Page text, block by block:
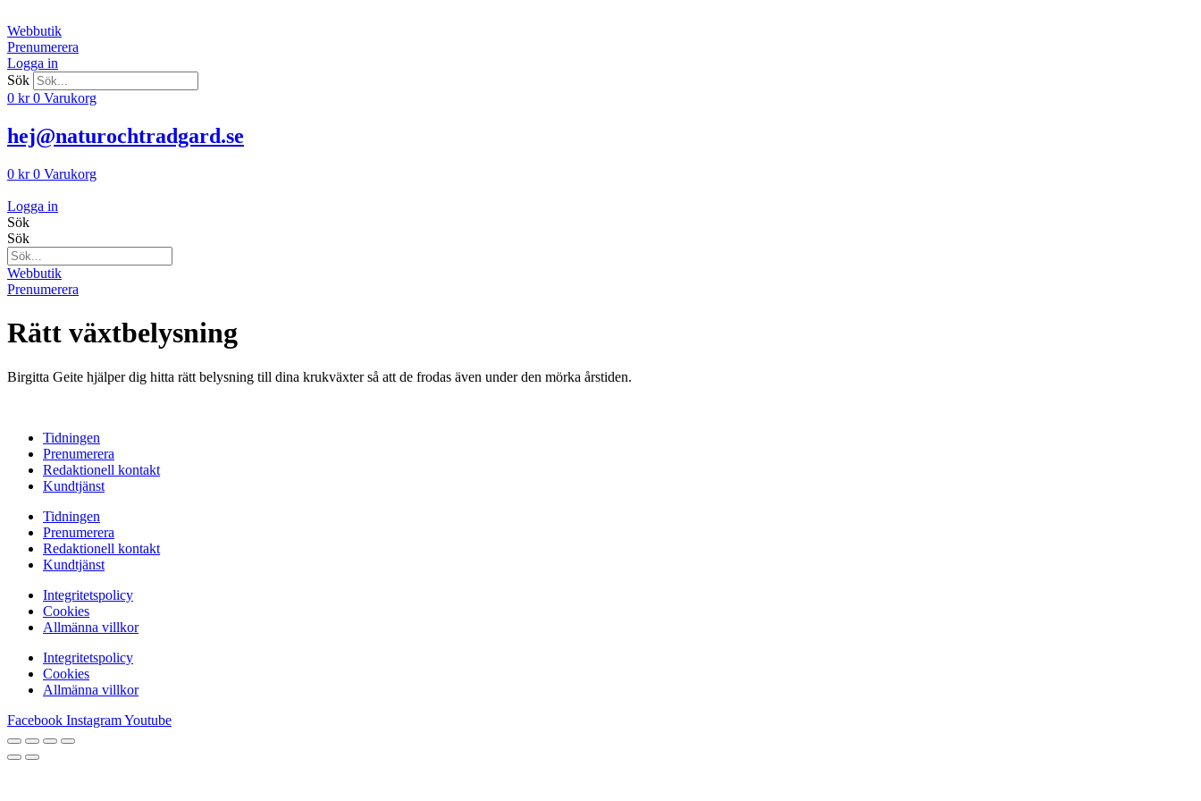
till
innehåll
Webbutik
Prenumerera
Logga in
Sök
0 kr 0 Varukorg
hej@naturochtradgard.se
0 kr 0 Varukorg
Logga in
Sök
Sök
Webbutik
Prenumerera
Rätt växtbelysning
Birgitta Geite hjälper dig hitta rätt belysning till di­na krukväxter så att de frodas även under den mörka årstiden.
Tidningen
Prenumerera
Redaktionell kontakt
Kundtjänst
Tidningen
Prenumerera
Redaktionell kontakt
Kundtjänst
Integritetspolicy
Cookies
Allmänna villkor
Integritetspolicy
Cookies
Allmänna villkor
Facebook InstagramYoutube